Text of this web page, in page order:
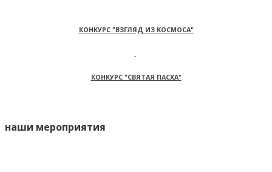
КОНКУРС "ВЗГЛЯД ИЗ КОСМОСА"
КОНКУРС "СВЯТАЯ ПАСХА"
наши мероприятия